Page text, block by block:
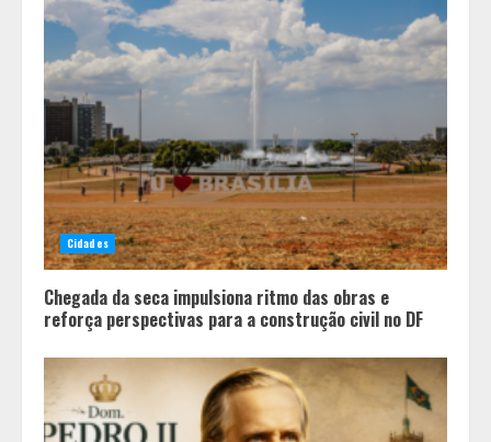
Cidades
Chegada da seca impulsiona ritmo das obras e
reforça perspectivas para a construção civil no DF